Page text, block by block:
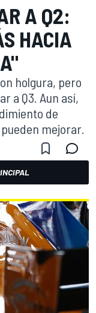
A Q2:
HACIA
holgura, pero
a Q3. Aun así,
de
mejorar.